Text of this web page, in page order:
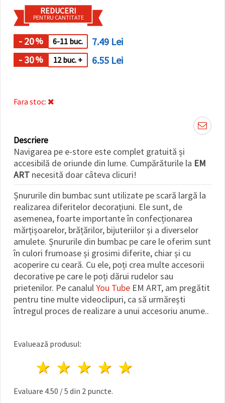
urile făcând
clic pe
"acceptati
toate!" Sau
să vă
indicați
preferințele
în setări
selectând
făcând clic
Аcceptati
toate!
Setări
REDUCERI
PENTRU CANTITATE
- 20% 6-11 buc.
7.49 Lei
- 30% 12 buc. + 6.55 Lei
Fara stoc:
Descriere
Navigarea pe e-store este complet gratuită și
accesibilă de oriunde din lume. Cumpărăturile la EM
ART necesită doar câteva clicuri!
Șnururile din bumbac sunt utilizate pe scară largă la
realizarea diferitelor decorațiuni. Ele sunt, de
asemenea, foarte importante în confecționarea
mărțișoarelor, brățărilor, bijuteriilor și a diverselor
amulete. Șnururile din bumbac pe care le oferim sunt
în culori frumoase și grosimi diferite, chiar și cu
acoperire cu ceară. Cu ele, poți crea multe accesorii
decorative pe care le poți dărui rudelor sau
prietenilor. Pe canalul You Tube EM ART, am pregătit
pentru tine multe videoclipuri, ca să urmărești
întregul proces de realizare a unui accesoriu anume..
Evaluează produsul:
4 stele
3 stele
2 stele
1 stea
Evaluare 4.50 /5 din 2 puncte.